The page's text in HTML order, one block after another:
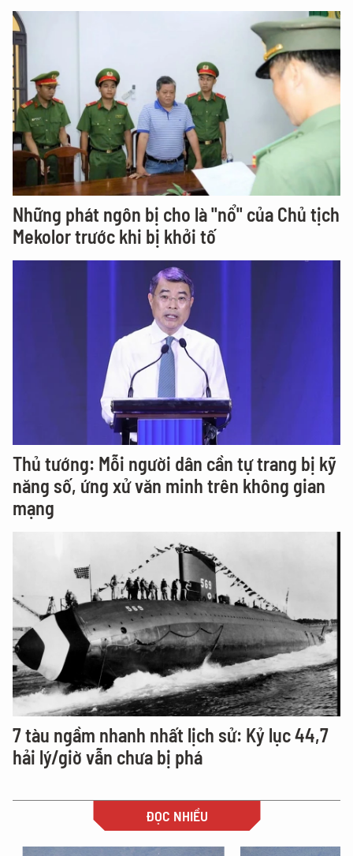
Những phát ngôn bị cho là "nổ" của Chủ tịch
Mekolor trước khi bị khởi tố
Thủ tướng: Mỗi người dân cần tự trang bị kỹ
năng số, ứng xử văn minh trên không gian
mạng
7 tàu ngầm nhanh nhất lịch sử: Kỷ lục 44,7
hải lý/giờ vẫn chưa bị phá
ĐỌC NHIỀU